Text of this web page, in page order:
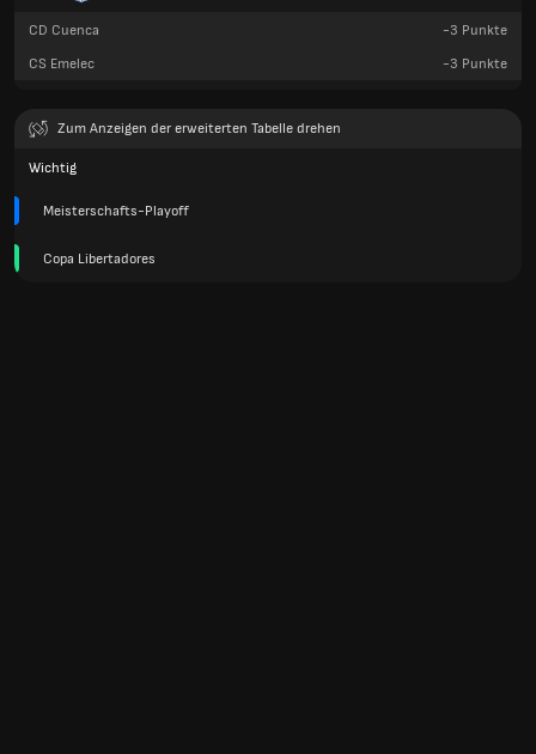
CD Cuenca -3 Punkte
CS Emelec
-3 Punkte
Zum Anzeigen der erweiterten Tabelle drehen
Wichtig
Meisterschafts-Playoff
Copa Libertadores